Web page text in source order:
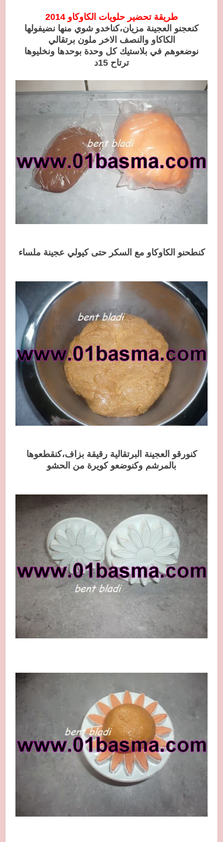
طريقة تحضير حلويات الكاوكاو 2014
كنعجنو العجينة مزيان،كناخدو شوي منها نضيفولها
الكاكاو والنصف الاخر ملون برتقالي
نوضعوهم في بلاستيك كل وحدة بوحدها ونخليوها
ترتاح 15د
كنطحنو الكاوكاو مع السكر حتى كيولي عجينة ملساء
كنورقو العجينة البرتقالية رقيقة بزاف،كنقطعوها
بالمرشم وكنوضعو كويرة من الحشو